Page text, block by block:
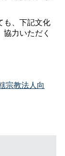
も、下記文化
力いただく
宗教法人向